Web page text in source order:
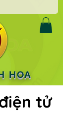
HOA
tử